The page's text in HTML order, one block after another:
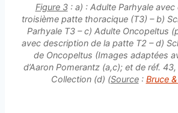
Figure 3: a) : Adulte Parhyaleavec
troisième patte thoracique (T3) – b)
Parhyale T3 – c) Adulte Oncopeltus
avec description de la patte T2 – d)
de Oncopeltus (Images adaptées
d’Aaron Pomerantz (a,c); et de réf.
Collection (d) (Source: Bruce